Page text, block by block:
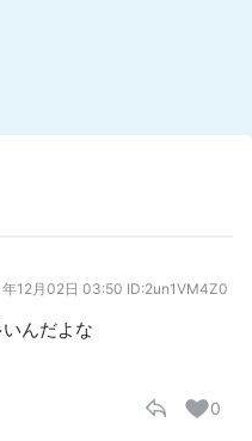
12月02日 03:50 ID:2un1VM4Z0
んだよな
0